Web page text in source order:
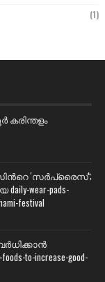
(1)
കരിന്തളം
'സര്‍പ്രൈസ്';
wear-pads-
festival
to-increase-good-